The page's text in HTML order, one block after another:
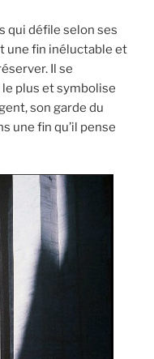
qui défile selon ses
une fin inéluctable et
Il se
plus et symbolise
son garde du
une fin qu’il pense